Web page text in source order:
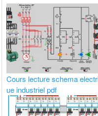
Cours lecture schema
ue industriel pdf